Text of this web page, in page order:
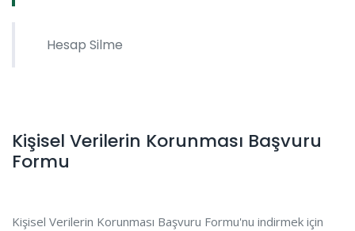
Hesap Silme
Kişisel Verilerin Korunması Başvuru
Formu
Kişisel Verilerin Korunması Başvuru Formu'nu indirmek için